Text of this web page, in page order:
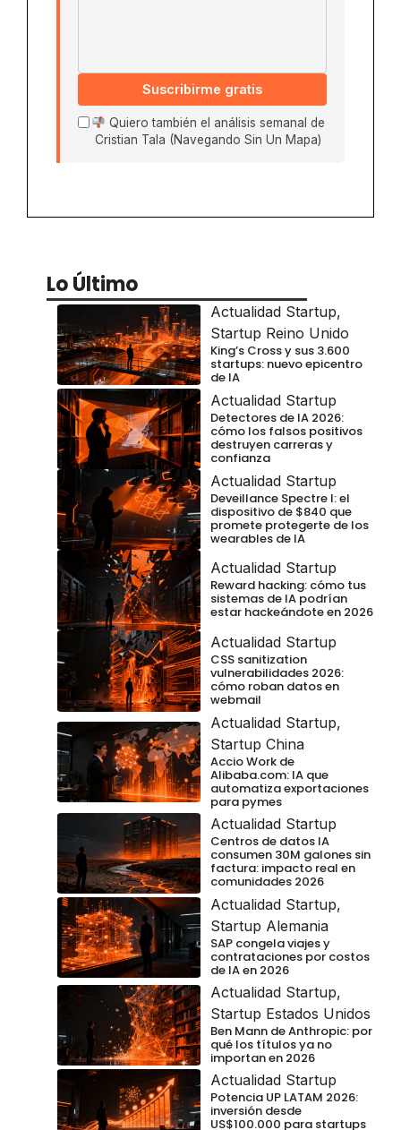
Suscribirme gratis
Quiero también el análisis semanal de
Cristian Tala (Navegando Sin Un Mapa)
Lo Último
Actualidad Startup,
Startup Reino Unido
King’s Cross y sus 3.600
startups: nuevo epicentro
de IA
Actualidad Startup
Detectores de IA 2026:
cómo los falsos positivos
destruyen carreras y
confianza
Actualidad Startup
Deveillance Spectre I: el
dispositivo de $840 que
promete protegerte de los
wearables de IA
Actualidad Startup
Reward hacking: cómo tus
sistemas de IA podrían
estar hackeándote en 2026
Actualidad Startup
CSS sanitization
vulnerabilidades 2026:
cómo roban datos en
webmail
Actualidad Startup,
Startup China
Accio Work de
Alibaba.com: IA que
automatiza exportaciones
para pymes
Actualidad Startup
Centros de datos IA
consumen 30M galones sin
factura: impacto real en
comunidades 2026
Actualidad Startup,
Startup Alemania
SAP congela viajes y
contrataciones por costos
de IA en 2026
Actualidad Startup,
Startup Estados Unidos
Ben Mann de Anthropic: por
qué los títulos ya no
importan en 2026
Actualidad Startup
Potencia UP LATAM 2026:
inversión desde
US$100.000 para startups